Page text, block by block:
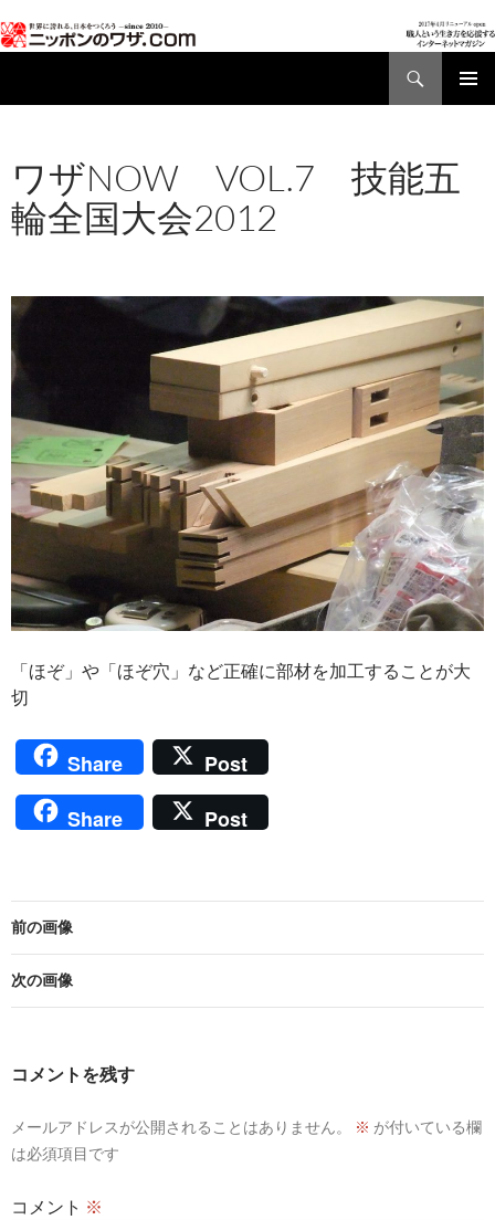
ン
へ
ス
プ
ワザNOW VOL.7 技能五
輪全国大会2012
「ほぞ」や「ほぞ穴」など正確に部材を加工することが大
切
Share
Post
Share
Post
前の画像
次の画像
コメントを残す
メールアドレスが公開されることはありません。 ※ が付いている欄
は必須項目です
コメント ※